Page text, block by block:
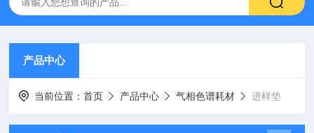
产品中心
当前位置：首页 产品中心 气相色谱耗材 进样垫